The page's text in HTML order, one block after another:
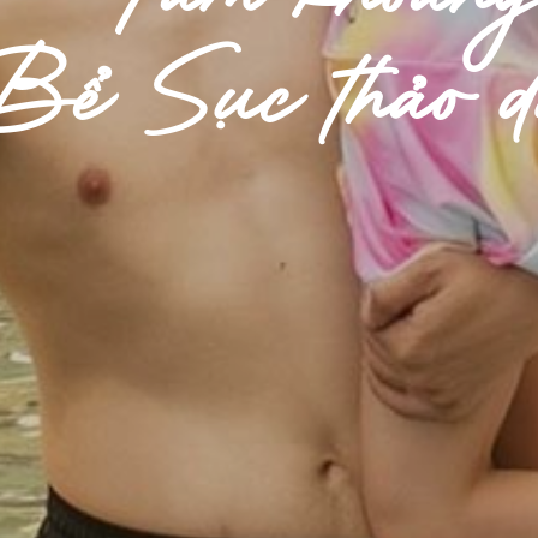
Sục thảo